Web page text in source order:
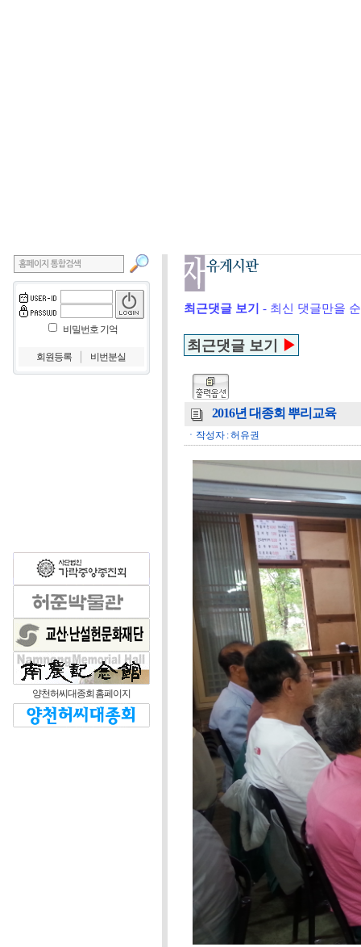
비밀번호 기억
회원등록 비번분실
양천허씨대종회 홈페이지
최근댓글 보기 - 최신 댓글만을
최근댓글 보기 ▶
2016년 대종회 뿌리교육
ㆍ작성자 : 허유권